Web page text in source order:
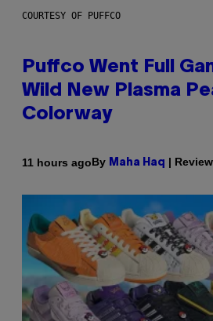
COURTESY OF PUFFCO
Puffco Went Full
Wild New Plasma
Colorway
11 hours agoBy Maha Haq |